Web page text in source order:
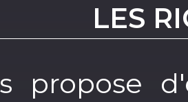
LES
propose